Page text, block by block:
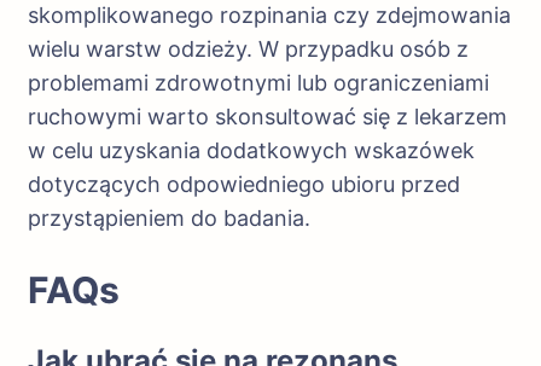
skomplikowanego rozpinania czy zdejmowania
wielu warstw odzieży. W przypadku osób z
problemami zdrowotnymi lub ograniczeniami
ruchowymi warto skonsultować się z lekarzem
w celu uzyskania dodatkowych wskazówek
dotyczących odpowiedniego ubioru przed
przystąpieniem do badania.
FAQs